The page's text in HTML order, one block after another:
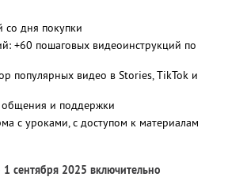
со дня покупки
+60 пошаговых видеоинструкций по
популярных видео в Stories, TikTok и
общения и поддержки
с уроками, с доступом к материалам
сентября 2025 включительно